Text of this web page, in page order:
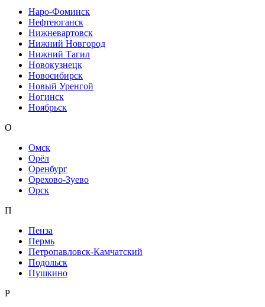
Наро-Фоминск
Нефтеюганск
Нижневартовск
Нижний Новгород
Нижний Тагил
Новокузнецк
Новосибирск
Новый Уренгой
Ногинск
Ноябрьск
О
Омск
Орёл
Оренбург
Орехово-Зуево
Орск
П
Пенза
Пермь
Петропавловск-Камчатский
Подольск
Пушкино
Р